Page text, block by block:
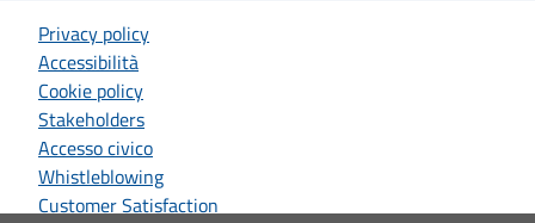
Privacy policy
Accessibilità
Cookie policy
Stakeholders
Accesso civico
Whistleblowing
Customer Satisfaction